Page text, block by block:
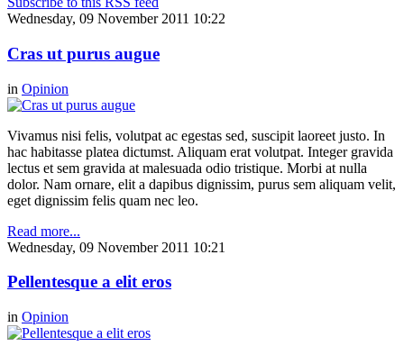
Wednesday, 09 November 2011 10:22
Cras ut purus augue
in Opinion
Vivamus nisi felis, volutpat ac egestas sed, suscipit laoreet justo. In
hac habitasse platea dictumst. Aliquam erat volutpat. Integer gravida
lectus et sem gravida at malesuada odio tristique. Morbi at nulla
dolor. Nam ornare, elit a dapibus dignissim, purus sem aliquam velit,
eget dignissim felis quam nec leo.
Read more...
Wednesday, 09 November 2011 10:21
Pellentesque a elit eros
in Opinion